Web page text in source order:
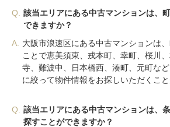
Q.
該当エリアにある中古マンションは、
できますか？
A.
大阪市浪速区にある中古マンションは
ことで恵美須東、戎本町、幸町、桜川
寺、難波中、日本橋西、湊町、元町な
に絞って物件情報をお探しいただくこと
Q.
該当エリアにある中古マンションは、
探すことができますか？